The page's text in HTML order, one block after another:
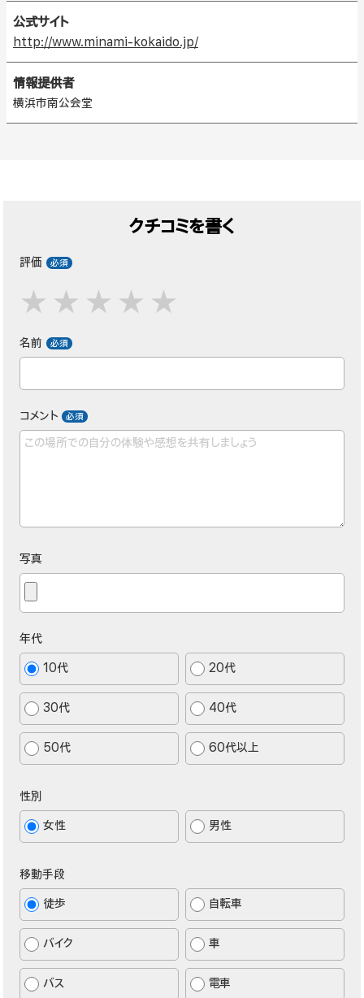
公式サイト
http://www.minami-kokaido.jp/
情報提供者
横浜市南公会堂
クチコミを書く
評価
名前
コメント
写真
年代
10代
20代
30代 40代
50代 60代以上
性別
女性
男性
移動手段
徒歩
自転車
バイク 車
バス 電車